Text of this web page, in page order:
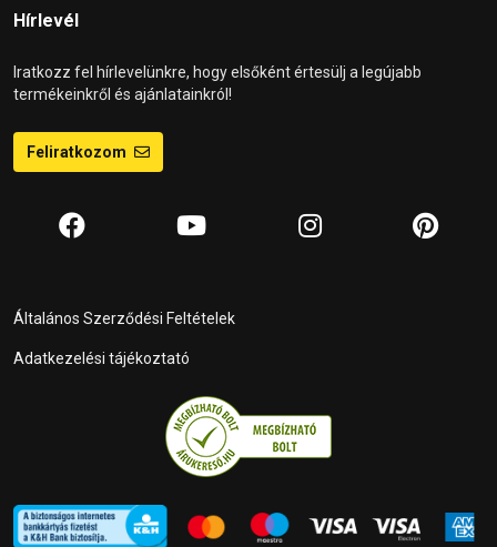
Hírlevél
Iratkozz fel hírlevelünkre, hogy elsőként értesülj a legújabb
termékeinkről és ajánlatainkról!
Feliratkozom
Általános Szerződési Feltételek
Adatkezelési tájékoztató